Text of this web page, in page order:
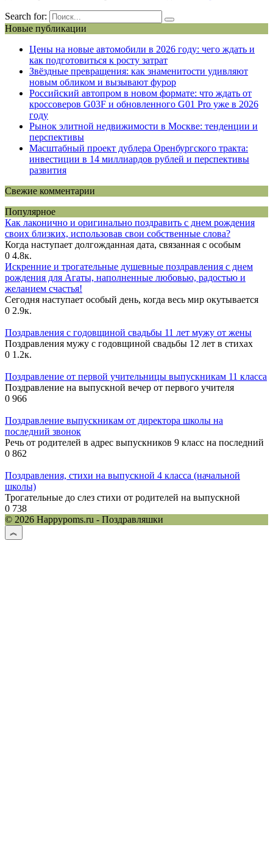
Search for:
Новые публикации
Цены на новые автомобили в 2026 году: чего ждать и
как подготовиться к росту затрат
Звёздные превращения: как знаменитости удивляют
новым обликом и вызывают фурор
Российский автопром в новом формате: что ждать от
кроссоверов G03F и обновленного G01 Pro уже в 2026
году
Рынок элитной недвижимости в Москве: тенденции и
перспективы
Масштабный проект дублера Оренбургского тракта:
инвестиции в 14 миллиардов рублей и перспективы
развития
Свежие комментарии
Популярное
Как лаконично и оригинально поздравить с днем рождения
своих близких, использовав свои собственные слова?
Когда наступает долгожданная дата, связанная с особым
0 4.8к.
Искренние и трогательные душевные поздравления с днем
рождения для Агаты, наполненные любовью, радостью и
желанием счастья!
Сегодня наступает особый день, когда весь мир окутывается
0 2.9к.
Поздравления с годовщиной свадьбы 11 лет мужу от жены
Поздравления мужу с годовщиной свадьбы 12 лет в стихах
0 1.2к.
Поздравление от первой учительницы выпускникам 11 класса
Поздравление на выпускной вечер от первого учителя
0 966
Поздравление выпускникам от директора школы на
последний звонок
Речь от родителей в адрес выпускников 9 класс на последний
0 862
Поздравления, стихи на выпускной 4 класса (начальной
школы)
Трогательные до слез стихи от родителей на выпускной
0 738
© 2026 Happypoms.ru - Поздравляшки